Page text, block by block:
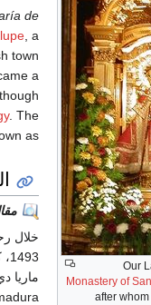
Our
Monastery of
after
de
, a
town
a
. The
as
خلال
ماريا